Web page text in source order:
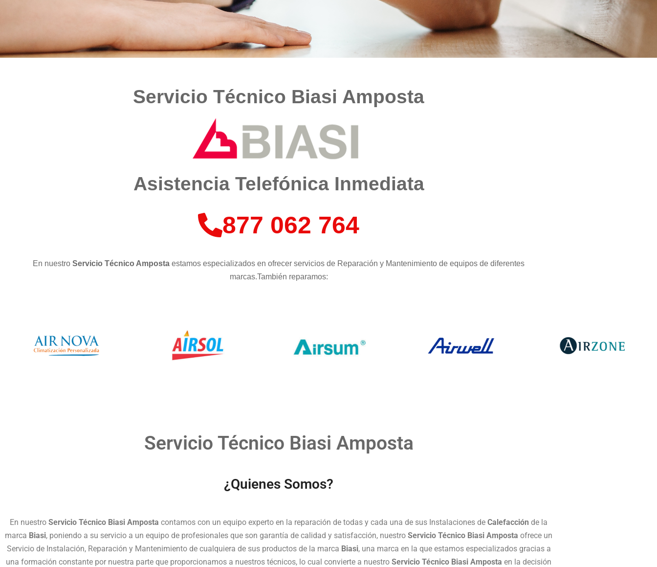
Servicio Técnico Biasi Amposta
Asistencia Telefónica Inmediata
877 062 764
En nuestro Servicio Técnico Amposta estamos especializados en ofrecer servicios de Reparación y Mantenimiento de equipos de diferentes
marcas.También reparamos:
Servicio Técnico Biasi Amposta
¿Quienes Somos?
En nuestro Servicio Técnico Biasi Amposta contamos con un equipo experto en la reparación de todas y cada una de sus Instalaciones de Calefacción de la
marca Biasi, poniendo a su servicio a un equipo de profesionales que son garantía de calidad y satisfacción, nuestro Servicio Técnico Biasi Amposta ofrece un
Servicio de Instalación, Reparación y Mantenimiento de cualquiera de sus productos de la marca Biasi, una marca en la que estamos especializados gracias a
una formación constante por nuestra parte que proporcionamos a nuestros técnicos, lo cual convierte a nuestro Servicio Técnico Biasi Amposta en la decisión